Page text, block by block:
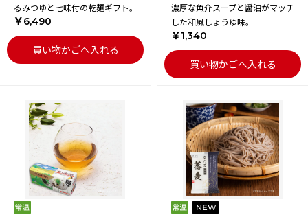
るみつゆと七味付の乾麺ギフト。
￥6,490
買い物かごへ入れる
濃厚な魚介スープと醤油がマッチ
した和風しょうゆ味。
￥1,340
買い物かごへ入れる